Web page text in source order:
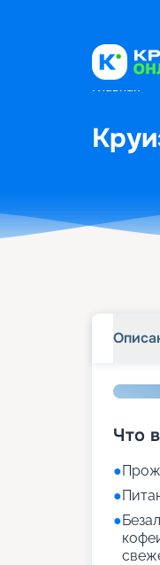
Главная
Что
●
●
●